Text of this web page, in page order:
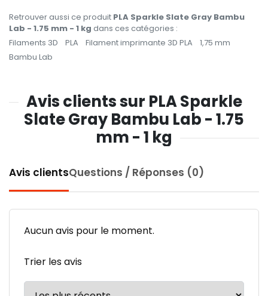
Retrouver aussi ce produit PLA Sparkle Slate Gray Bambu
Lab - 1.75 mm - 1 kg dans ces catégories :
Filaments 3D
PLA Filament imprimante 3D PLA
1,75 mm
Bambu Lab
Avis clients sur PLA Sparkle
Slate Gray Bambu Lab - 1.75
mm - 1 kg
Avis clientsQuestions / Réponses (0)
Aucun avis pour le moment.
Trier les avis